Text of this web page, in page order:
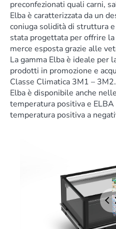
preconfezionati quali carni,
Elba è caratterizzata da un
coniuga solidità di struttura
stata progettata per offrire
merce esposta grazie alle
La gamma Elba è ideale per
prodotti in promozione e
Classe Climatica 3M1 – 3M2.
Elba è disponibile anche
temperatura positiva e
temperatura positiva a